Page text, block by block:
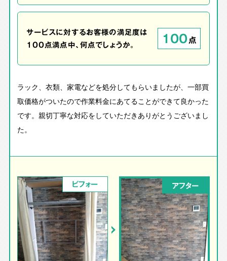
サービスに対するお客様の満足度は
100点満点中、何点でしょうか。
100点
ラック、衣類、家電などを処分してもらいましたが、一部買
取価格がついたので作業料金にあてることができて良かった
です。親切丁寧な対応をしていただきありがとうございまし
た。
ビフォー アフター